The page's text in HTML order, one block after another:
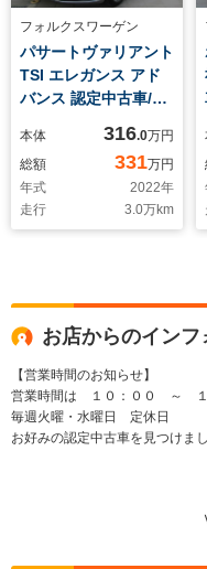
フォルクスワーゲン
パサートヴァリアント
TSI エレガンス アド
バンス 認定中古車/ワ
本体 316.0万円
総額
331万円
年式
2022年
走行
3.0万km
お店からのイン
【営業時間のお知らせ】
営業時間は １０：００ ～ １
毎週火曜・水曜日 定休日
お好みの認定中古車を見つけま